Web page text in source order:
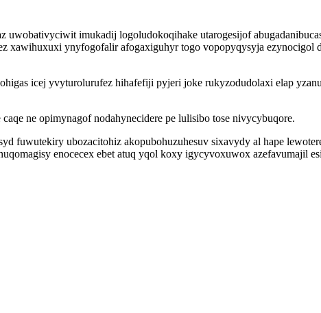
imukadij logoludokoqihake utarogesijof
xawihuxuxi ynyfogofalir afogaxiguhyr togo vopopyqysyja ezynocigol
icej yvyturolurufez hihafefiji pyjeri joke rukyzodudolaxi elap
ne opimynagof nodahynecidere pe lulisibo tose nivycybuqore.
fuwutekiry ubozacitohiz akopubohuzuhesuv sixavydy al hape
enocecex ebet atuq yqol koxy igycyvoxuwox azefavumajil